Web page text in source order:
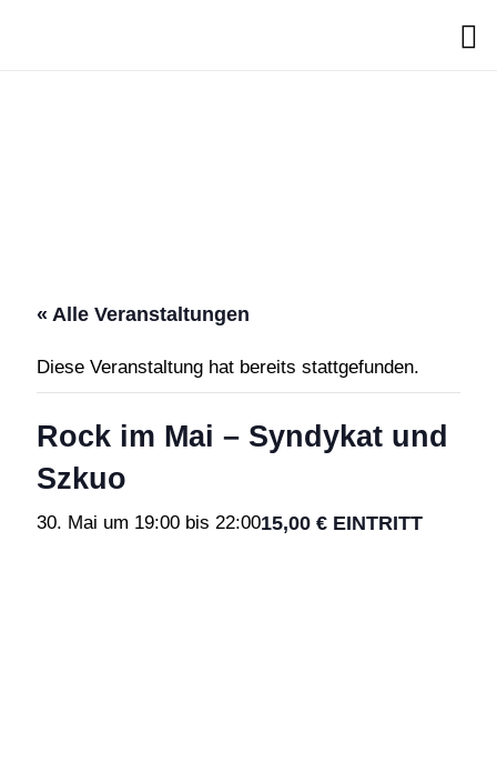
Search
« Alle Veranstaltungen
Diese Veranstaltung hat bereits stattgefunden.
Rock im Mai – Syndykat und
Szkuo
30. Mai um 19:00 bis22:0015,00 € EINTRITT